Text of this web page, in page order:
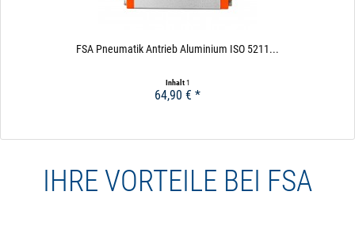
FSA Pneumatik Antrieb Aluminium ISO 5211...
Inhalt1
64,90 € *
IHRE VORTEILE BEI FSA